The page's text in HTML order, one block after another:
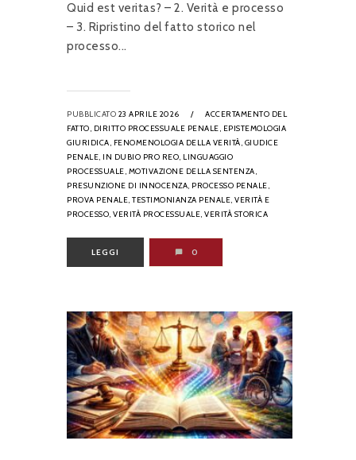
Quid est veritas? – 2. Verità e processo
– 3. Ripristino del fatto storico nel
processo...
PUBBLICATO 23 APRILE 2026 /
ACCERTAMENTO DEL
FATTO, DIRITTO PROCESSUALE PENALE, EPISTEMOLOGIA
GIURIDICA, FENOMENOLOGIA DELLA VERITÀ, GIUDICE
PENALE, IN DUBIO PRO REO, LINGUAGGIO
PROCESSUALE, MOTIVAZIONE DELLA SENTENZA,
PRESUNZIONE DI INNOCENZA, PROCESSO PENALE,
PROVA PENALE, TESTIMONIANZA PENALE, VERITÀ E
PROCESSO, VERITÀ PROCESSUALE, VERITÀ STORICA
LEGGI 0